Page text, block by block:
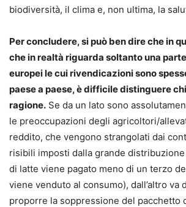
biodiversità, il clima e, non ultima, la
Per concludere, si può ben dire che in
che in realtà riguarda soltanto una
europei le cui rivendicazioni sono
paese a paese, è difficile distinguere
ragione. Se da un lato sono
le preoccupazioni degli agricoltori/
reddito, che vengono strangolati dai
risibili imposti dalla grande
di latte viene pagato meno di un terzo
viene venduto al consumo), dall’altro va
proporre la soppressione del pacchetto